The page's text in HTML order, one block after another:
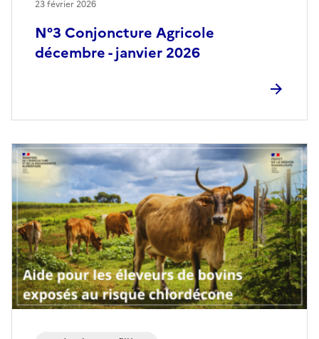
N°3 Conjoncture Agricole
décembre - janvier 2026
23 février 2026